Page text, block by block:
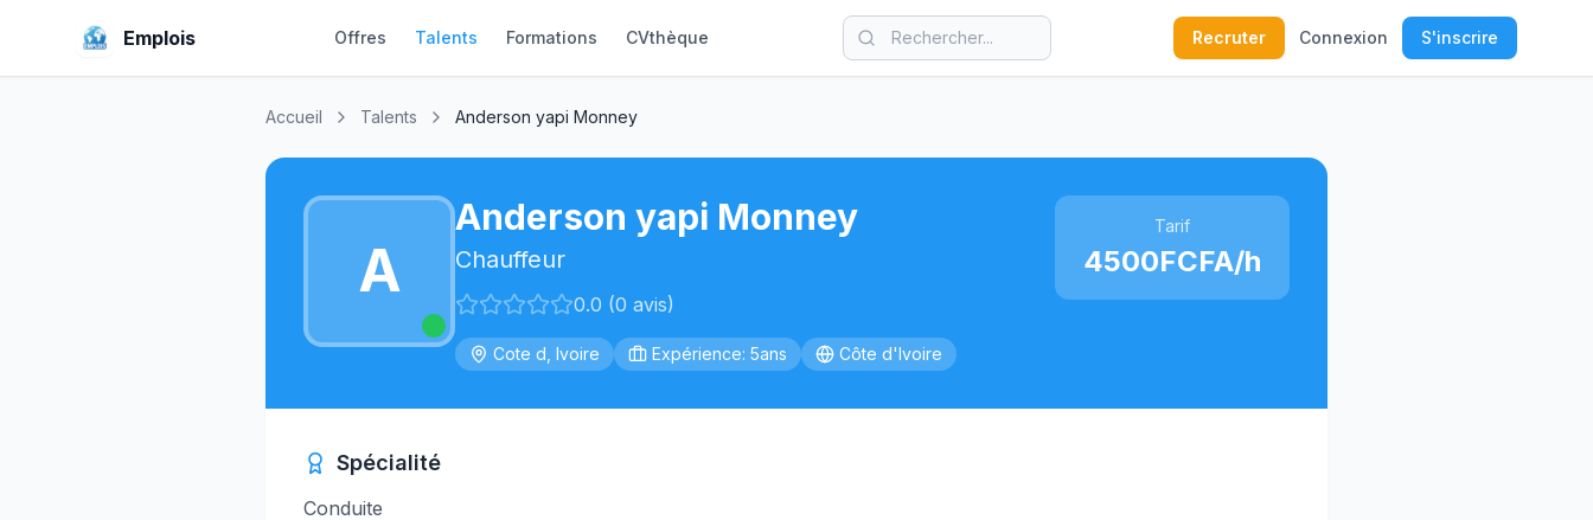
Emplois Offres Talents Formations CVthèque Recruter Connexion S'inscrire
Accueil Talents Anderson yapi Monney
A
Anderson yapi Monney
Chauffeur
0.0 (0 avis)
Cote d, Ivoire Expérience: 5ans Côte d'Ivoire
Tarif
4500FCFA/h
Spécialité
Conduite